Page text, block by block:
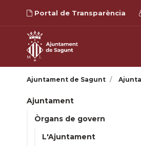
Portal de Transparència
Ajuntament de Sagunt
Ajuntament
Òrgans de govern
L'Ajuntament